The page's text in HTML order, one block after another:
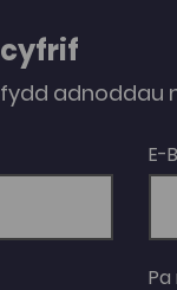
adnoddau
E-